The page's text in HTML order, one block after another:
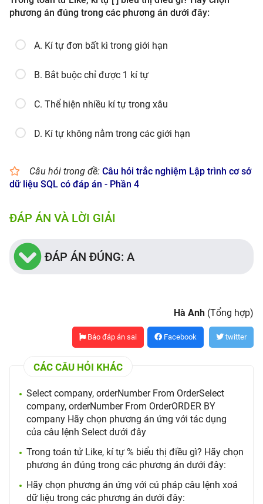
phương án đúng trong các phương án dưới đây:
A. Kí tự đơn bất kì trong giới hạn
B. Bắt buộc chỉ được 1 kí tự
C. Thể hiện nhiều kí tự trong xâu
D. Kí tự không nằm trong các giới hạn
Câu hỏi trong đề: Câu hỏi trắc nghiệm Lập trình cơ sở
dữ liệu SQL có đáp án - Phần 4
ĐÁP ÁN VÀ LỜI GIẢI
ĐÁP ÁN ĐÚNG: A
Hà Anh (Tổng hợp)
Báo đáp án sai Facebook twitter
CÁC CÂU HỎI KHÁC
Select company, orderNumber From OrderSelect
company, orderNumber From OrderORDER BY
company Hãy chọn phương án ứng với tác dụng
của câu lệnh Select dưới đây
Trong toán tử Like, kí tự % biểu thị điều gì? Hãy chọn
phương án đúng trong các phương án dưới đây:
Hãy chọn phương án ứng với cú pháp câu lệnh xoá
dữ liệu trong các phương án dưới đây: